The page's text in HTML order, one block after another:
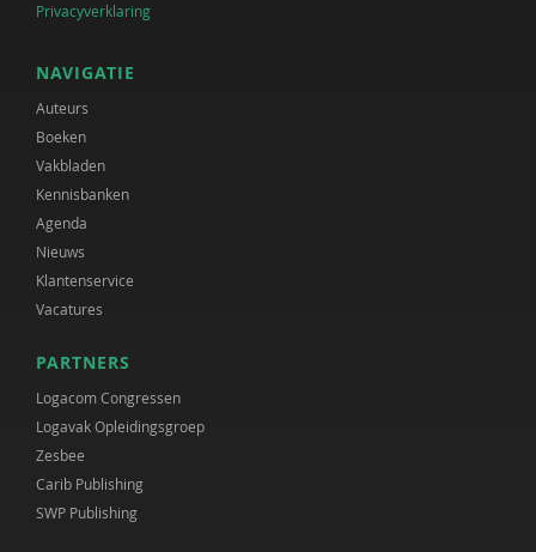
Privacyverklaring
NAVIGATIE
Auteurs
Boeken
Vakbladen
Kennisbanken
Agenda
Nieuws
Klantenservice
Vacatures
PARTNERS
Logacom Congressen
Logavak Opleidingsgroep
Zesbee
Carib Publishing
SWP Publishing